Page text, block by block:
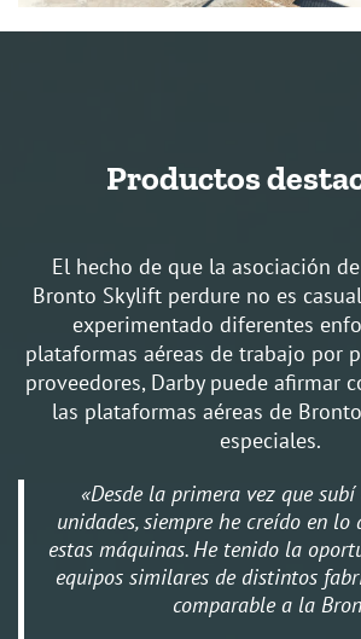
Productos
El hecho de que la asociación
Bronto Skylift perdure no es
experimentado diferentes
plataformas aéreas de trabajo por
proveedores, Darby puede afirmar
las plataformas aéreas de
especiales.
«Desde la primera vez que
unidades, siempre he creído en lo
estas máquinas. He tenido la
equipos similares de distintos
comparable a la